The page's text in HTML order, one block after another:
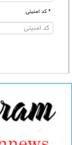
* کد امنیتی